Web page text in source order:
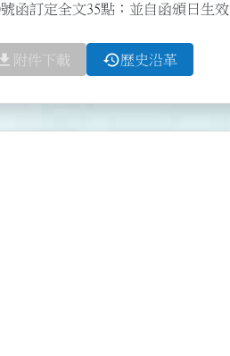
函訂定全文35點；並自函頒日生效
file_download 附件下載 history歷史沿革